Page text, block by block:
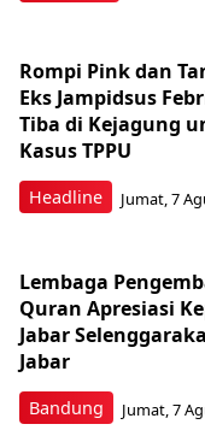
Headline
Rompi Pink dan
Eks Jampidsus
Tiba di Kejagung
Kasus TPPU
Jumat, 7
Bandung
Lembaga
Quran Apresiasi
Jabar
Jabar
Jumat, 7